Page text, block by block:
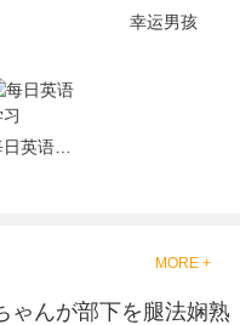
戏，相信你们一定会喜欢的。
幸运男孩
每日英语学习
MORE +
ゃんが部下を腿法娴熟